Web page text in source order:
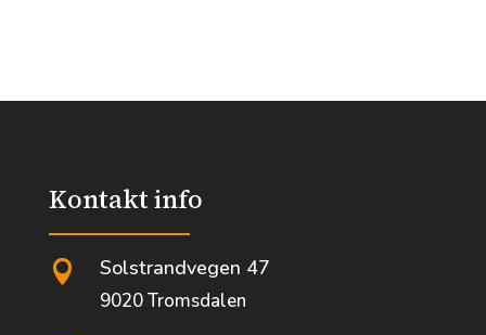
Kontakt info
 Solstrandvegen 47
9020 Tromsdalen